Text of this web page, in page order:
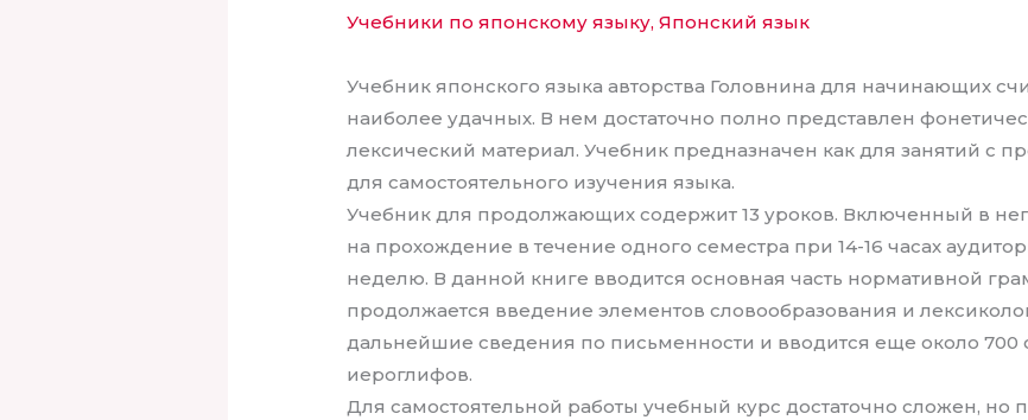
Учебники по японскому языку,Японский язык
Учебник японского языка авторства Головнина для начинающих
наиболее удачных. В нем достаточно полно представлен
лексический материал. Учебник предназначен как для занятий с
для самостоятельного изучения языка.
Учебник для продолжающих содержит 13 уроков. Включенный в
на прохождение в течение одного семестра при 14-16 часах
неделю. В данной книге вводится основная часть нормативной
продолжается введение элементов словообразования и
дальнейшие сведения по письменности и вводится еще около 700
иероглифов.
Для самостоятельной работы учебный курс достаточно сложен, но